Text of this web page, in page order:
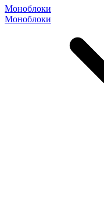
Моноблоки
Моноблоки